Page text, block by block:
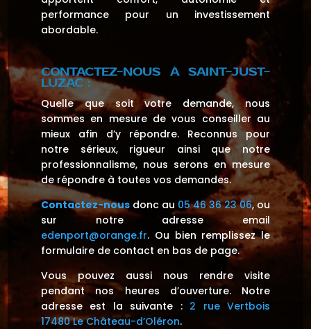
performance pour un investissement
abordable.
CONTACTEZ-NOUS À SAINT-JUST-
LUZAC:
Quelle que soit votre demande, nous
sommes en mesure de vous conseiller au
mieux afin d’y répondre. Reconnus pour
notre sérieux, rigueur ainsi que notre
professionnalisme, nous serons en mesure
de répondre à toutes vos demandes.
Contactez-nous donc au 05 46 36 23 06, ou
sur notre adresse email
edenport@orange.fr. Ou bien remplissez le
formulaire de contact en bas de page.
Vous pouvez aussi nous rendre visite
pendant nos heures d’ouverture. Notre
adresse est la suivante : 2 rue Vertbois
17480 Le Château-d’Oléron.